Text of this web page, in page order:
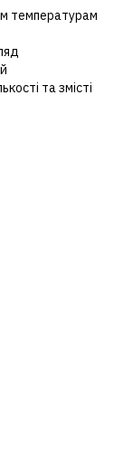
температурам
та змісті